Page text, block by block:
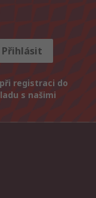
Přihlásit
registraci do
s našimi